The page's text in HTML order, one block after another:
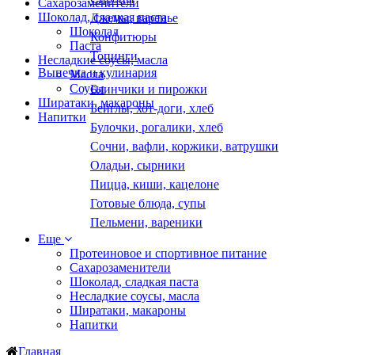
Сахарозаменители
Шоколад, сладкая паста
Шоколад
Паста
Несладкие соусы, масла
Масла
Соусы
Ширатаки, макароны
Напитки
Джемы, варенье
Конфитюры
Топинги
Выпечка и кулинария
Блинчики и пирожки
Бейглы, хот-доги, хлеб
Булочки, рогалики, хлеб
Сочни, вафли, коржики, ватрушки
Оладьи, сырники
Пицца, киши, кацелоне
Готовые блюда, супы
Пельмени, вареники
Еще
Протеиновое и спортивное питание
Сахарозаменители
Шоколад, сладкая паста
Несладкие соусы, масла
Ширатаки, макароны
Напитки
Главная